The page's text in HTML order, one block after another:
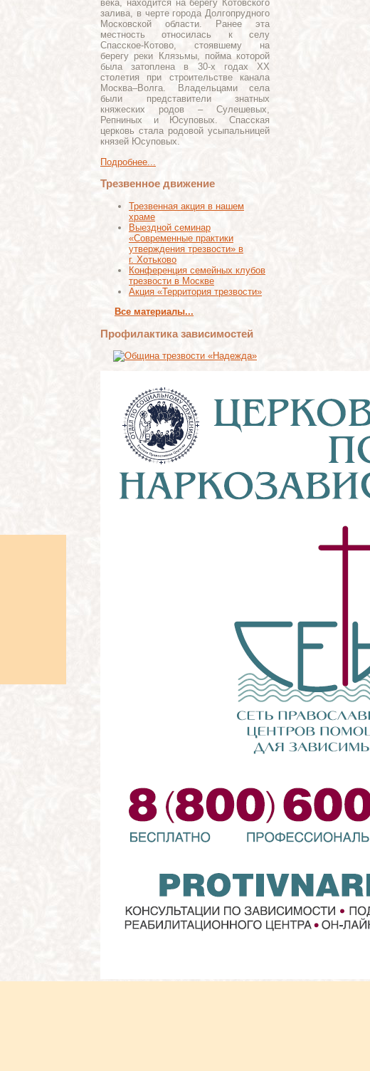
века, находится на берегу Котовского
залива, в черте города Долгопрудного
Московской области. Ранее эта
местность относилась к селу
Спасское-Котово, стоявшему на
берегу реки Клязьмы, пойма которой
была затоплена в 30-х годах XX
столетия при строительстве канала
Москва–Волга. Владельцами села
были представители знатных
княжеских родов – Сулешевых,
Репниных и Юсуповых. Спасская
церковь стала родовой усыпальницей
князей Юсуповых.
Подробнее...
Трезвенное движение
Трезвенная акция в нашем
храме
Выездной семинар
«Современные практики
утверждения трезвости» в
г. Хотьково
Конференция семейных клубов
трезвости в Москве
Акция «Территория трезвости»
Все материалы...
Профилактика зависимостей